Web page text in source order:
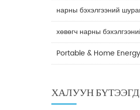
нарны бэхэлгээний
хөвөгч нарны
Portable & Home
ХАЛУУН